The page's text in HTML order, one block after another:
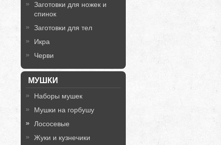
Заготовки для ножек и
спинок
Заготовки для тел
Икра
Черви
МУШКИ
Наборы мушек
Мушки на горбушу
Лососевые
Жуки и кузнечики